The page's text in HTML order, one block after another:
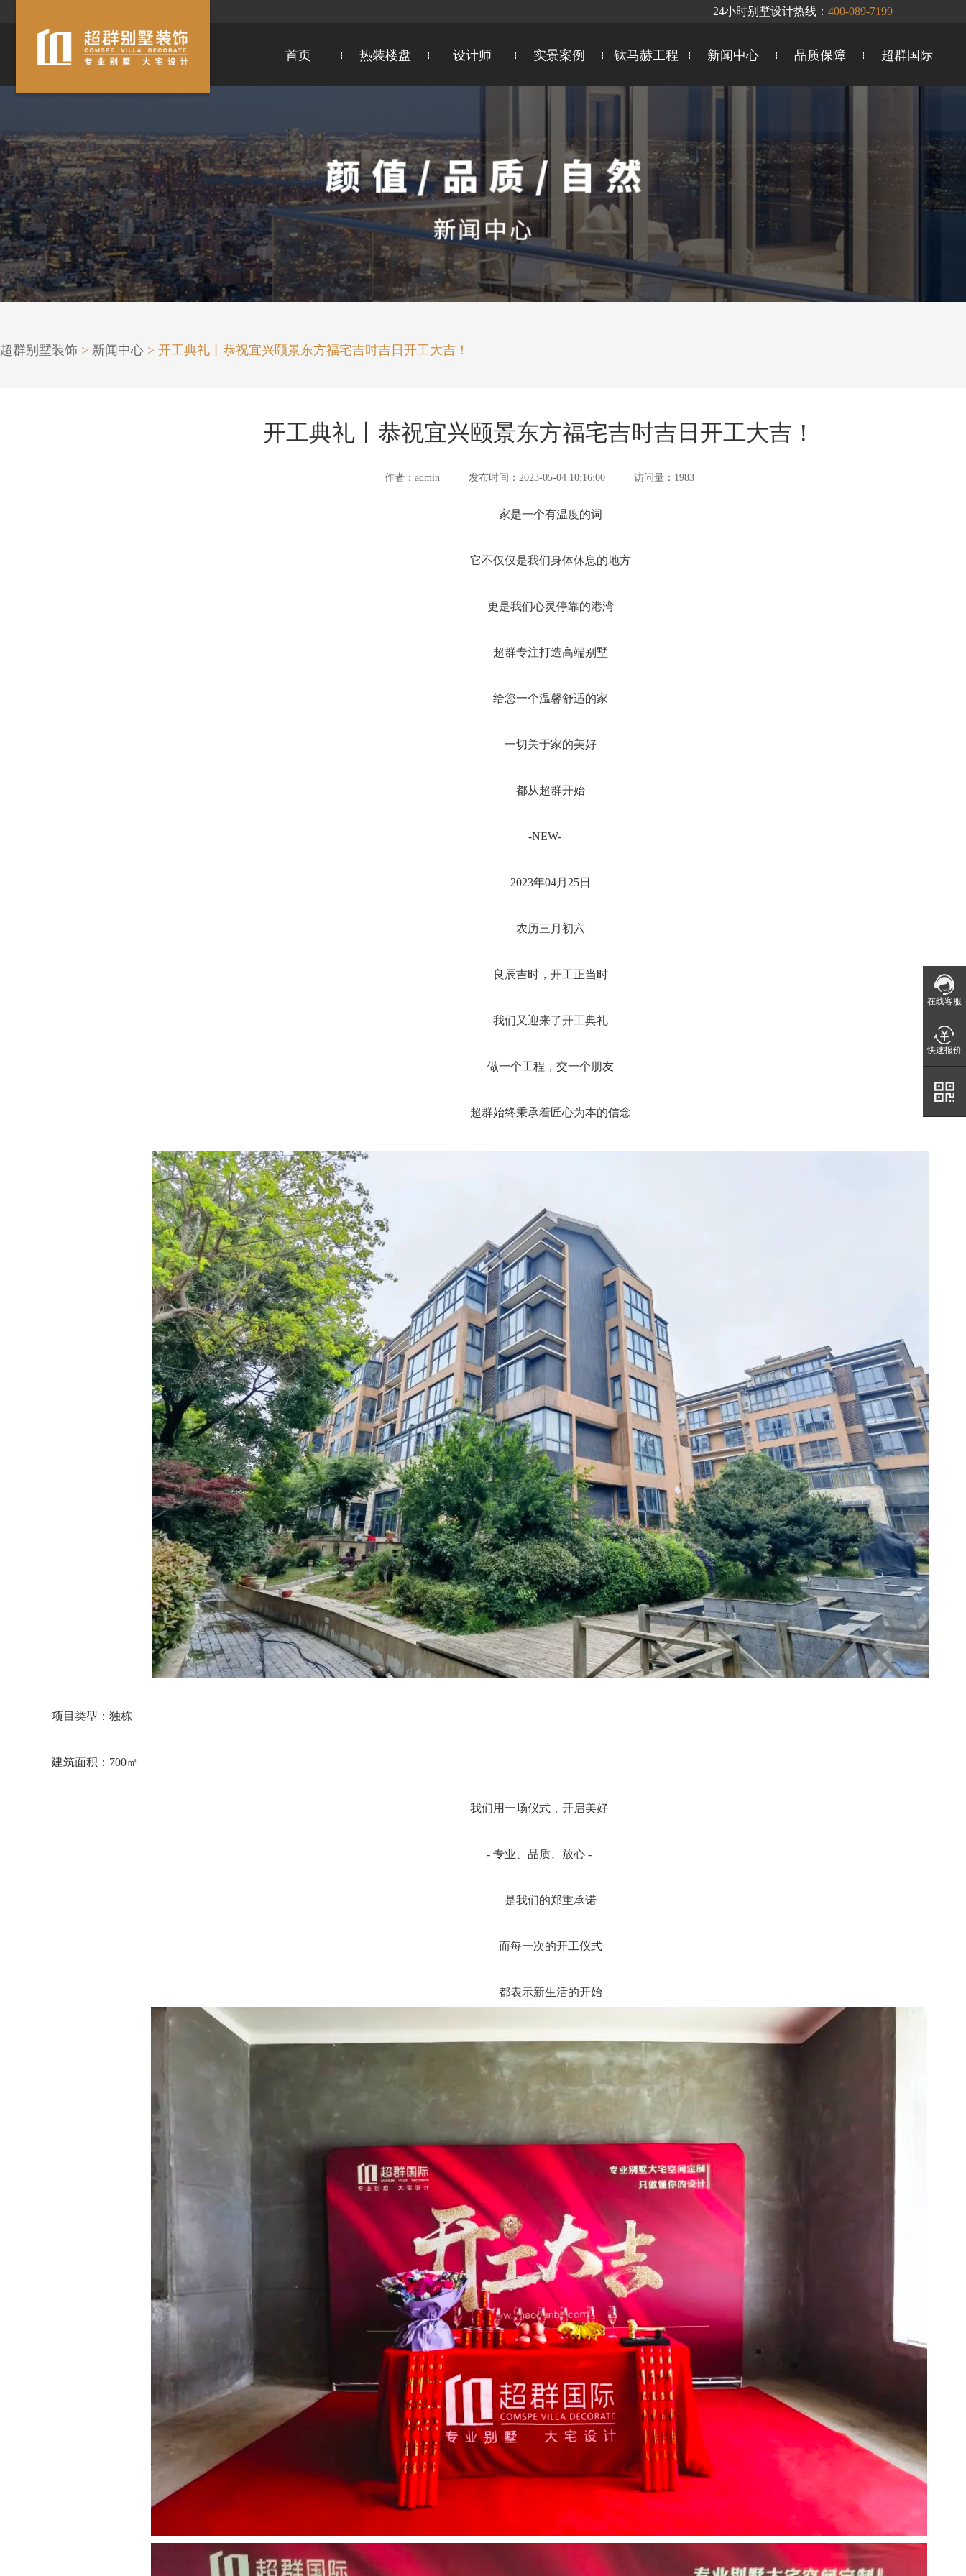
24小时别墅设计热线： 400-089-7199
首页 热装楼盘
经开区 梁溪区 新吴区 锡山区 惠山区 江阴 宜兴
设计师
设计院院长 设计总监 首席设计师 主任设计师
实景案例 钛马赫工程
饮用水卫生 智能测绘 声环境系统 地下室防潮
新闻中心
工地时讯 我为公益 你问我答
品质保障
超群国际5心服务 企研联合 智慧整装 群英会 全案服务 德系精
超群国际
企业文化 十大卓越优势
超群别墅装饰 > 新闻中心 > 开工典礼丨恭祝宜兴颐景东方福宅吉时吉日开工大吉！
开工典礼丨恭祝宜兴颐景东方福宅吉时吉日开工大吉！
作者：admin 发布时间：2023-05-04 10:16:00 访问量：1983
家是一个有温度的词
它不仅仅是我们身体休息的地方
更是我们心灵停靠的港湾
超群专注打造高端别墅
给您一个温馨舒适的家
一切关于家的美好
都从超群开始
-NEW-
2023年04月25日
农历三月初六
良辰吉时，开工正当时
我们又迎来了开工典礼
做一个工程，交一个朋友
超群始终秉承着匠心为本的信念
项目类型：独栋
建筑面积：700㎡
我们用一场仪式，开启美好
- 专业、品质、放心 -
是我们的郑重承诺
而每一次的开工仪式
都表示新生活的开始
在线客服
快速报价